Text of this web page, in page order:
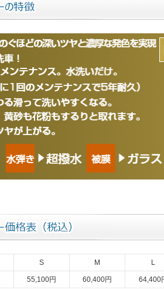
S M L
55,100円 60,400円 64,400